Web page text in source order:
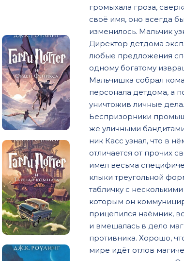
громыхала гроза,
своё имя, оно всегда
изменилось. Мальчик
Директор детдома
любые предложения
одному богатому
Мальчишка собрал
персонала детдома, а
уничтожив личные
Беспризорники
же уличными
ник Касс узнал, что в
отличается от прочих
имел весьма
клыки треугольной
табличку с
которым он
прицепился наёмник,
и вмешалась в дело
противника. Хорошо,
мире идёт отлов